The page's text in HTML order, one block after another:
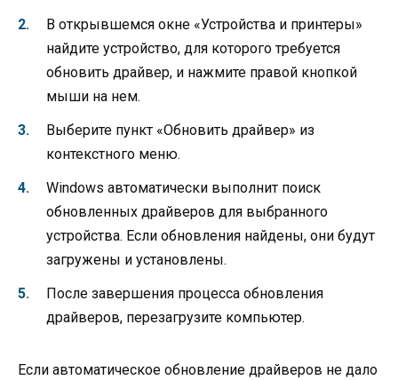
В открывшемся окне «Устройства и принтеры»
найдите устройство, для которого требуется
обновить драйвер, и нажмите правой кнопкой
мыши на нем.
Выберите пункт «Обновить драйвер» из
контекстного меню.
Windows автоматически выполнит поиск
обновленных драйверов для выбранного
устройства. Если обновления найдены, они будут
загружены и установлены.
После завершения процесса обновления
драйверов, перезагрузите компьютер.
Если автоматическое обновление драйверов не дало